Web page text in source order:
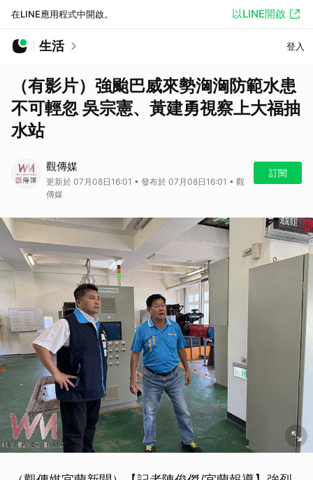
在LINE應用程式中開啟。 以LINE開啟
生活 登入
（有影片）強颱巴威來勢洶洶防範水患
不可輕忽 吳宗憲、黃建勇視察上大福抽
水站
觀傳媒
更新於 07月08日16:01 • 發布於 07月08日16:01 • 觀
傳媒
訂閱